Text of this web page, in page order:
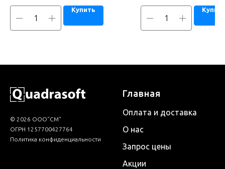
Купить
© 2026 ООО"СМ"
ОГРН 1257700427764
Политика конфиденциальности
Главная
Оплата и доставка
О нас
Запрос цены
Акции